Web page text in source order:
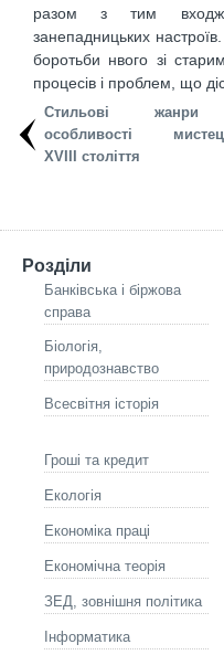
разом з тим
занепадницьких
боротьби нвого зі
процесів і проблем, що
Стильові
особливості
ХVІІІ століття
Розділи
Банківська і біржова
справа
Біологія,
природознавство
Всесвітня історія
Гроші та кредит
Екологія
Економіка праці
Економічна теорія
ЗЕД, зовнішня політика
Інформатика